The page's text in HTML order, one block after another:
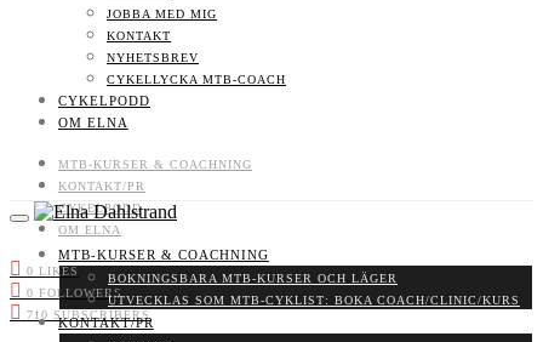
JOBBA MED MIG
KONTAKT
NYHETSBREV
CYKELLYCKA MTB-COACH
CYKELPODD
OM ELNA
MTB-KURSER & COACHNING
KONTAKT/PR
CYKELPODD
OM ELNA
0 LIKES
0 FOLLOWERS
710 SUBSCRIBERS
MTB-KURSER & COACHNING
BOKNINGSBARA MTB-KURSER OCH LÄGER
UTVECKLAS SOM MTB-CYKLIST: BOKA COACH/CLINIC/KURS
KONTAKT/PR